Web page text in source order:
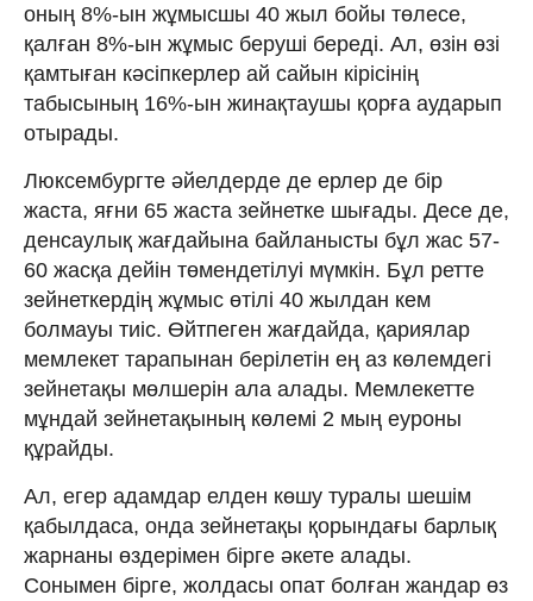
оның 8%-ын жұмысшы 40 жыл бойы төлесе,
қалған 8%-ын жұмыс беруші береді. Ал, өзін өзі
қамтыған кәсіпкерлер ай сайын кірісінің
табысының 16%-ын жинақтаушы қорға аударып
отырады.
Люксембургте әйелдерде де ерлер де бір
жаста, яғни 65 жаста зейнетке шығады. Десе де,
денсаулық жағдайына байланысты бұл жас 57-
60 жасқа дейін төмендетілуі мүмкін. Бұл ретте
зейнеткердің жұмыс өтілі 40 жылдан кем
болмауы тиіс. Өйтпеген жағдайда, қариялар
мемлекет тарапынан берілетін ең аз көлемдегі
зейнетақы мөлшерін ала алады. Мемлекетте
мұндай зейнетақының көлемі 2 мың еуроны
құрайды.
Ал, егер адамдар елден көшу туралы шешім
қабылдаса, онда зейнетақы қорындағы барлық
жарнаны өздерімен бірге әкете алады.
Сонымен бірге, жолдасы опат болған жандар өз